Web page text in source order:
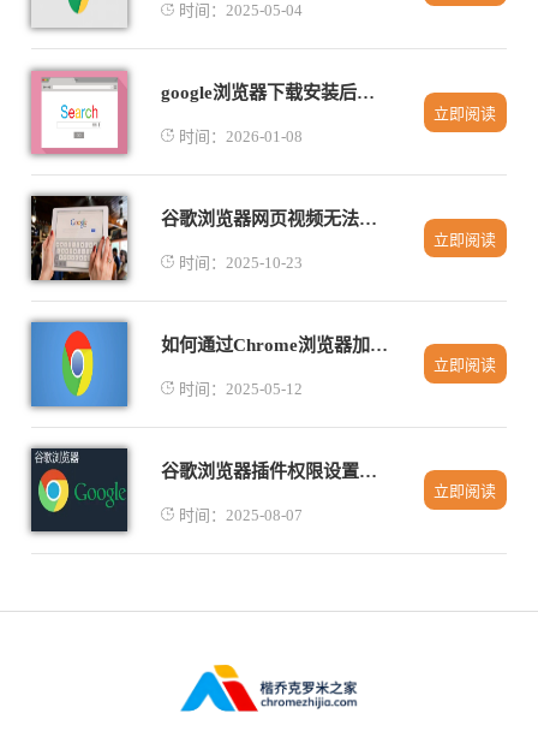
时间：2025-05-04
google浏览器下载安装后如何快速启动
时间：2026-01-08
立即阅读
谷歌浏览器网页视频无法保存处理教程
时间：2025-10-23
立即阅读
如何通过Chrome浏览器加速网页的图像加载过程
时间：2025-05-12
立即阅读
谷歌浏览器插件权限设置安全防范方法
时间：2025-08-07
立即阅读